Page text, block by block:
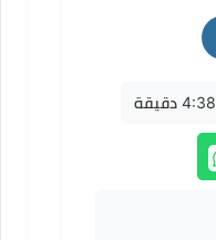
4:38 دقيقة